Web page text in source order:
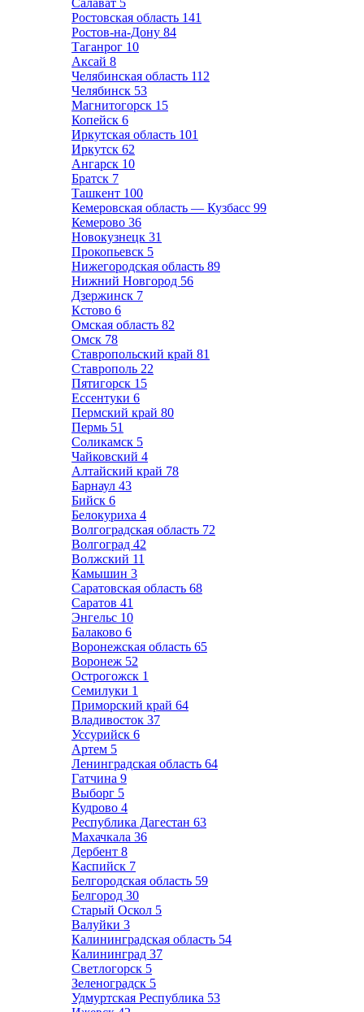
Салават 5
Ростовская область 141
Ростов-на-Дону 84
Таганрог 10
Аксай 8
Челябинская область 112
Челябинск 53
Магнитогорск 15
Копейск 6
Иркутская область 101
Иркутск 62
Ангарск 10
Братск 7
Ташкент 100
Кемеровская область — Кузбасс 99
Кемерово 36
Новокузнецк 31
Прокопьевск 5
Нижегородская область 89
Нижний Новгород 56
Дзержинск 7
Кстово 6
Омская область 82
Омск 78
Ставропольский край 81
Ставрополь 22
Пятигорск 15
Ессентуки 6
Пермский край 80
Пермь 51
Соликамск 5
Чайковский 4
Алтайский край 78
Барнаул 43
Бийск 6
Белокуриха 4
Волгоградская область 72
Волгоград 42
Волжский 11
Камышин 3
Саратовская область 68
Саратов 41
Энгельс 10
Балаково 6
Воронежская область 65
Воронеж 52
Острогожск 1
Семилуки 1
Приморский край 64
Владивосток 37
Уссурийск 6
Артем 5
Ленинградская область 64
Гатчина 9
Выборг 5
Кудрово 4
Республика Дагестан 63
Махачкала 36
Дербент 8
Каспийск 7
Белгородская область 59
Белгород 30
Старый Оскол 5
Валуйки 3
Калининградская область 54
Калининград 37
Светлогорск 5
Зеленоградск 5
Удмуртская Республика 53